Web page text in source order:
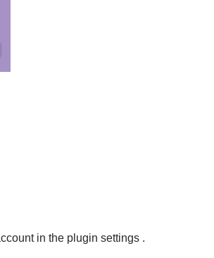
in the plugin settings .